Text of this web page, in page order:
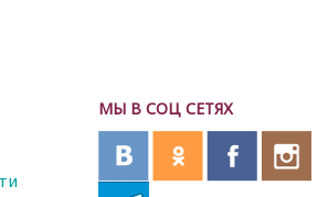
МЫ В СОЦ СЕТЯХ